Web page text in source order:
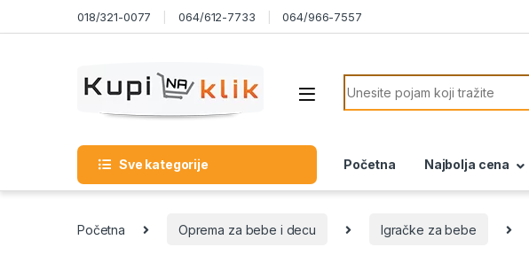
Skip to navigation018/321-0077 064/612-7733 064/966-7557
Search for:
Sve kategorije Početna Najbolja cena
Početna Oprema za bebe i decu Igračke za bebe